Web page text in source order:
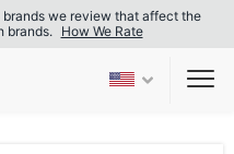
we review that affect the
brands.
How We Rate